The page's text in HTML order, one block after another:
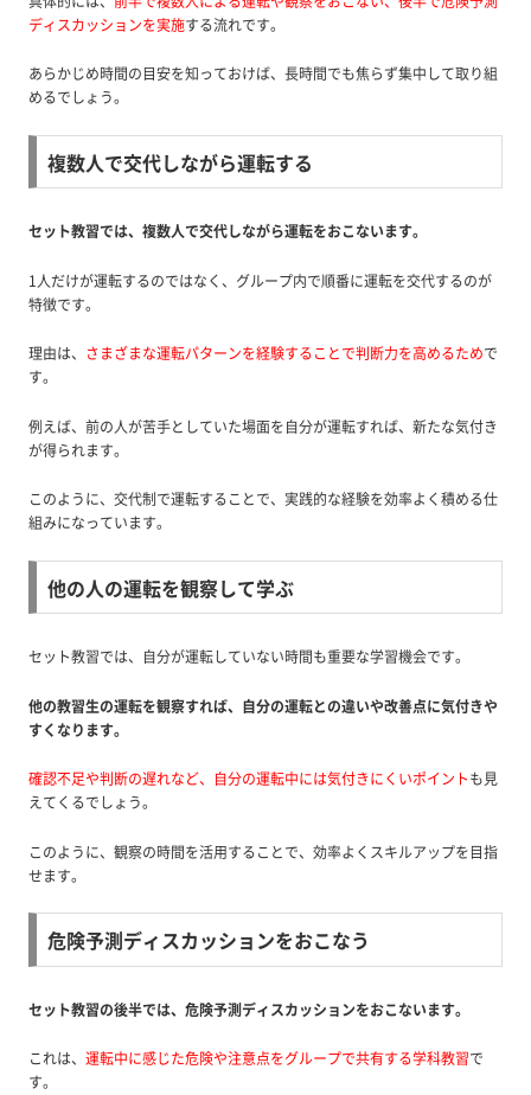
ディスカッションを実施する流れです。
あらかじめ時間の目安を知っておけば、長時間でも焦らず集中して取り組
めるでしょう。
複数人で交代しながら運転する
セット教習では、複数人で交代しながら運転をおこないます。
1人だけが運転するのではなく、グループ内で順番に運転を交代するのが
特徴です。
理由は、 さまざまな運転パターンを経験することで判断力を高めるためで
す。
例えば、前の人が苦手としていた場面を自分が運転すれば、新たな気付き
が得られます。
このように、交代制で運転することで、実践的な経験を効率よく積める仕
組みになっています。
他の人の運転を観察して学ぶ
セット教習では、自分が運転していない時間も重要な学習機会です。
他の教習生の運転を観察すれば、自分の運転との違いや改善点に気付きや
すくなります。
確認不足や判断の遅れなど、自分の運転中には気付きにくいポイントも見
えてくるでしょう。
このように、観察の時間を活用することで、効率よくスキルアップを目指
せます。
危険予測ディスカッションをおこなう
セット教習の後半では、危険予測ディスカッションをおこないます。
これは、 運転中に感じた危険や注意点をグループで共有する学科教習で
す。